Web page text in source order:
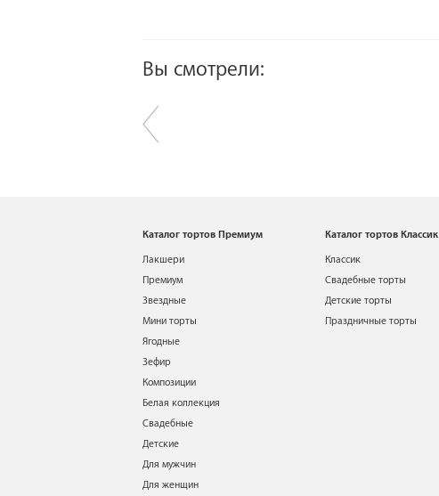
Вы смотрели:
Каталог тортов Премиум
Лакшери
Премиум
Звездные
Мини торты
Ягодные
Зефир
Композиции
Белая коллекция
Свадебные
Детские
Для мужчин
Для женщин
Каталог тортов Классик
Классик
Свадебные торты
Детские торты
Праздничные торты